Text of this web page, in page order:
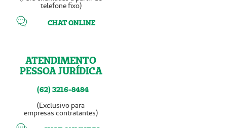
telefone fixo)
CHAT ONLINE
ATENDIMENTO
PESSOA JURÍDICA
(62) 3216-8484
(Exclusivo para
empresas contratantes)